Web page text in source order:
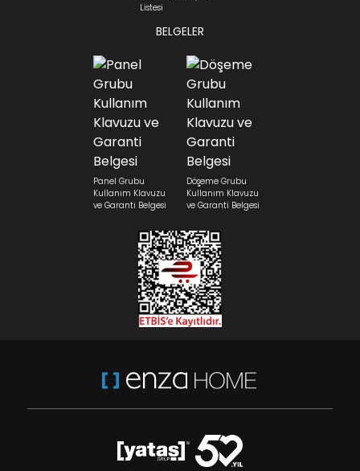
Listesi
BELGELER
Panel Grubu
Kullanım Klavuzu
ve Garanti Belgesi
Döşeme Grubu
Kullanım Klavuzu
ve Garanti Belgesi